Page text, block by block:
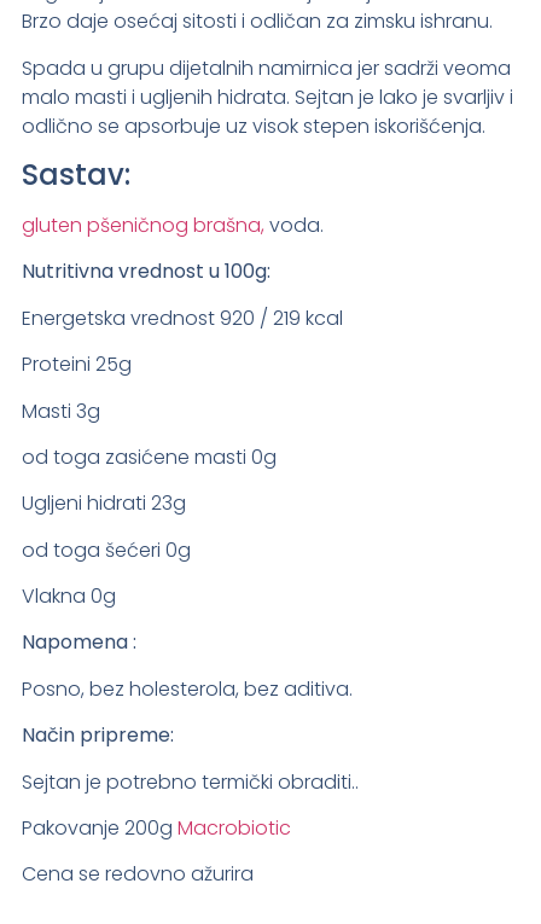
Brzo daje osećaj sitosti i odličan za zimsku ishranu.
Spada u grupu dijetalnih namirnica jer sadrži veoma
malo masti i ugljenih hidrata. Sejtan je lako je svarljiv i
odlično se apsorbuje uz visok stepen iskorišćenja.
Sastav:
gluten pšeničnog brašna, voda.
Nutritivna vrednost u 100g:
Energetska vrednost 920 / 219 kcal
Proteini 25g
Masti 3g
od toga zasićene masti 0g
Ugljeni hidrati 23g
od toga šećeri 0g
Vlakna 0g
Napomena :
Posno, bez holesterola, bez aditiva.
Način pripreme:
Sejtan je potrebno termički obraditi..
Pakovanje 200g Macrobiotic
Cena se redovno ažurira